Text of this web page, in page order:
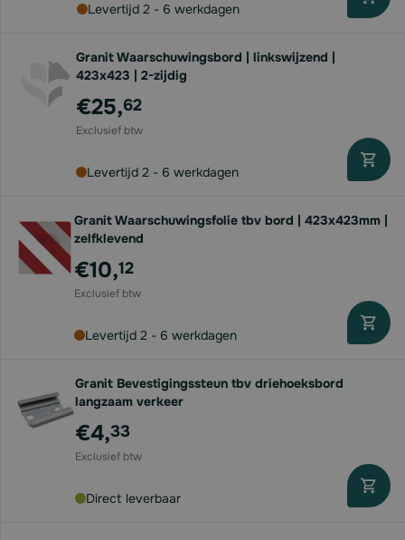
Levertijd 2 - 6 werkdagen
Granit Waarschuwingsbord | linkswijzend |
423x423 | 2-zijdig
€25,62
Levertijd 2 - 6 werkdagen
Granit Waarschuwingsfolie tbv bord | 423x423mm |
zelfklevend
€10,12
Levertijd 2 - 6 werkdagen
Granit Bevestigingssteun tbv driehoeksbord
langzaam verkeer
€4,33
Direct leverbaar